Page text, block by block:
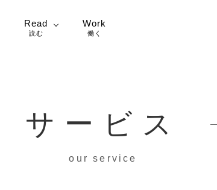
Read
読む
Work
働く
サービス
our service